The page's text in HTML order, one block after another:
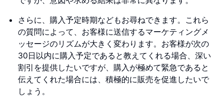
さらに、購入予定時期などもお尋ねできます。これら
の質問によって、お客様に送信するマーケティングメ
ッセージのリズムが大きく変わります。お客様が次の
30日以内に購入予定であると教えてくれる場合、深い
割引を提供したいですが、購入が極めて緊急であると
伝えてくれた場合には、積極的に販売を促進したいで
しょう。